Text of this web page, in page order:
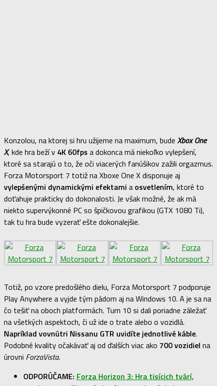
Konzolou, na ktorej si hru užijeme na maximum, bude Xbox One
X, kde hra beží v 4K 60fps a dokonca má niekoľko vylepšení,
ktoré sa starajú o to, že oči viacerých fanúšikov zažili orgazmus.
Forza Motorsport 7 totiž na Xboxe One X disponuje aj
vylepšenými dynamickými efektami a osvetlením, ktoré to
doťahuje prakticky do dokonalosti. Je však možné, že ak má
niekto supervýkonné PC so špičkovou grafikou (GTX 1080 Ti),
tak tu hra bude vyzerať ešte dokonalejšie.
Totiž, po vzore predošlého dielu, Forza Motorsport 7 podporuje
Play Anywhere a vyjde tým pádom aj na Windows 10. A je sa na
čo tešiť na oboch platformách. Turn 10 si dali poriadne záležať
na všetkých aspektoch, či už ide o trate alebo o vozidlá.
Napríklad vovnútri Nissanu GTR uvidíte jednotlivé káble.
Podobné kvality očakávať aj od ďalších viac ako 700 vozidiel na
úrovni ForzaVista.
ODPORÚČAME: Forza Horizon 3: Hra tisícich tvárí,